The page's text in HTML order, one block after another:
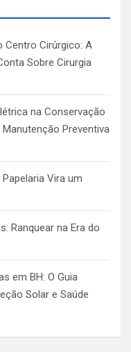
Centro Cirúrgico: A
Sobre Cirurgia
na Conservação
Preventiva
Vira um
Ranquear na Era do
em BH: O Guia
Solar e Saúde